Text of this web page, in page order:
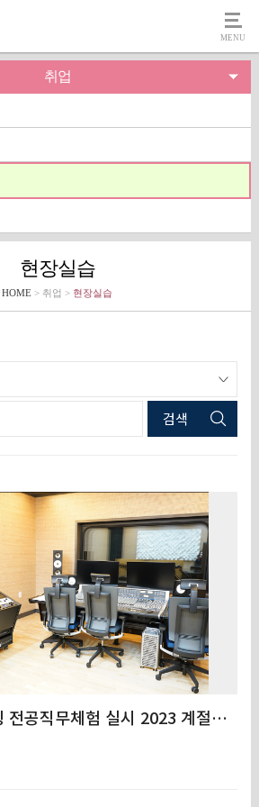
취업
현장실습
HOME > 취업 > 현장실습